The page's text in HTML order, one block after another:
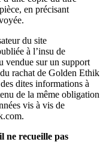
en précisant
du site
à l’insu de
vendue sur un support
rachat de Golden Ethik
dites informations à
de la même obligation
vis à vis de
ne recueille pas